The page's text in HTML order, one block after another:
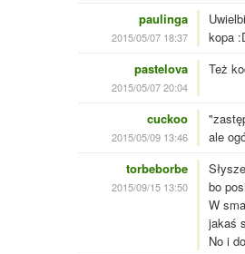
paulinga
2015/05/07 18:37
kopa
pastelova
2015/05/07 20:04
Też
cuckoo
2015/05/09 13:46
ale
torbeborbe
2015/09/15 13:50
bo
W
jakaś
No i